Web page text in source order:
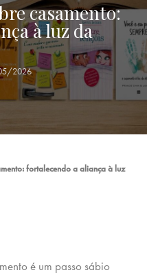
casamento:
à luz da
2026
fortalecendo a aliança à luz
é um passo sábio